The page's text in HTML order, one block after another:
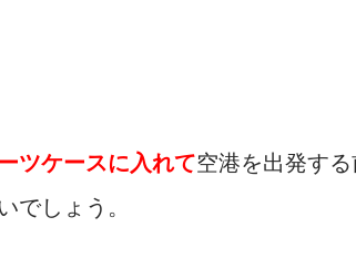
ツケースに入れて空港を出発す
でしょう。